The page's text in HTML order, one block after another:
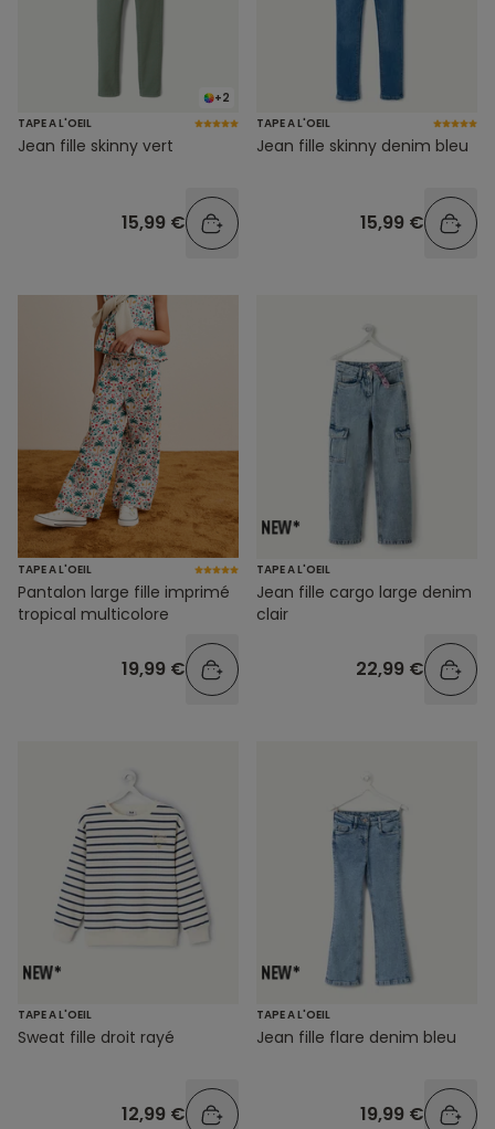
+2
TAPE A L'OEIL
Jean fille skinny vert
15,99 €
TAPE A L'OEIL
Jean fille skinny denim bleu
15,99 €
TAPE A L'OEIL
Pantalon large fille imprimé
tropical multicolore
19,99 €
TAPE A L'OEIL
Jean fille cargo large denim
clair
22,99 €
TAPE A L'OEIL
Sweat fille droit rayé
12,99 €
TAPE A L'OEIL
Jean fille flare denim bleu
19,99 €